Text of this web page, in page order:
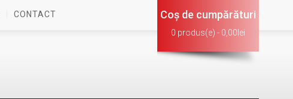
Coş de cumpărături
0 produs(e) - 0,00lei
CONTACT